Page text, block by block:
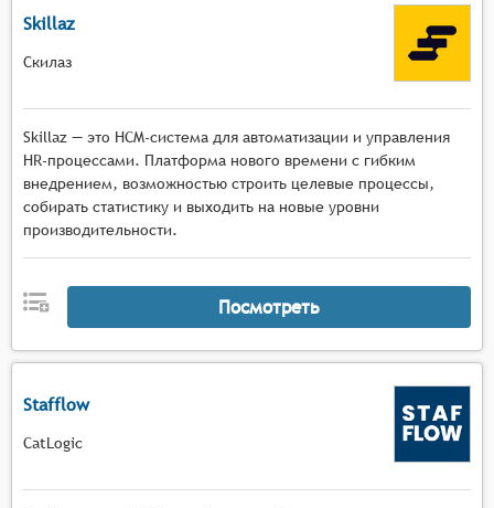
Skillaz
Скилаз
Skillaz — это HCM-система для автоматизации и управления
HR-процессами. Платформа нового времени с гибким
внедрением, возможностью строить целевые процессы,
собирать статистику и выходить на новые уровни
производительности.
Посмотреть
Stafflow
CatLogic